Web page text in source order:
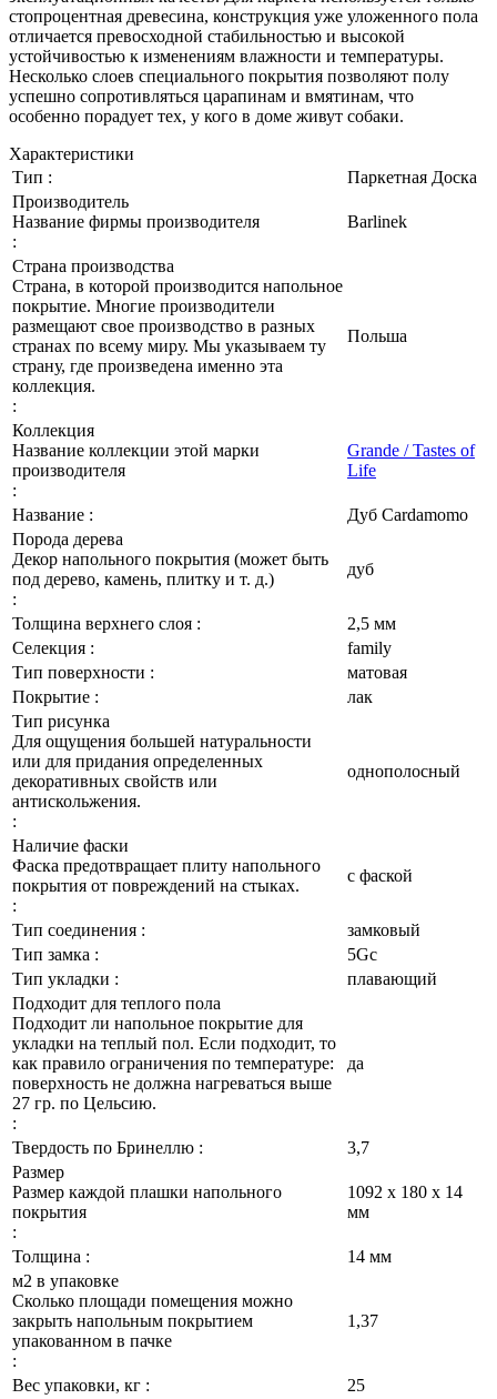
стопроцентная древесина, конструкция уже уложенного пола
отличается превосходной стабильностью и высокой
устойчивостью к изменениям влажности и температуры.
Несколько слоев специального покрытия позволяют полу
успешно сопротивляться царапинам и вмятинам, что
особенно порадует тех, у кого в доме живут собаки.
Характеристики
Тип :
Паркетная Доска
Производитель
Название фирмы производителя
:
Barlinek
Страна производства
Страна, в которой производится напольное
покрытие. Многие производители
размещают свое производство в разных
странах по всему миру. Мы указываем ту
страну, где произведена именно эта
коллекция.
:
Польша
Коллекция
Название коллекции этой марки
производителя
:
Grande / Tastes of
Life
Название :
Дуб Cardamomo
Порода дерева
Декор напольного покрытия (может быть
под дерево, камень, плитку и т. д.)
:
дуб
Толщина верхнего слоя :
2,5 мм
Селекция :
family
Тип поверхности :
матовая
Покрытие :
лак
Тип рисунка
Для ощущения большей натуральности
или для придания определенных
декоративных свойств или
антискольжения.
:
однополосный
Наличие фаски
Фаска предотвращает плиту напольного
покрытия от повреждений на стыках.
:
с фаской
Тип соединения :
замковый
Тип замка :
5Gc
Тип укладки :
плавающий
Подходит для теплого пола
Подходит ли напольное покрытие для
укладки на теплый пол. Если подходит, то
как правило ограничения по температуре:
поверхность не должна нагреваться выше
27 гр. по Цельсию.
:
да
Твердость по Бринеллю :
3,7
Размер
Размер каждой плашки напольного
покрытия
:
1092 х 180 х 14
мм
Толщина :
14 мм
м2 в упаковке
Сколько площади помещения можно
закрыть напольным покрытием
упакованном в пачке
:
1,37
Вес упаковки, кг :
25